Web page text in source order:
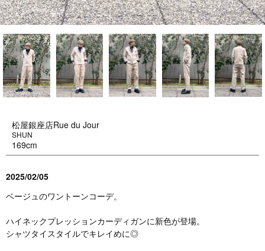
松屋銀座店Rue du Jour
SHUN
169cm
2025/02/05
ベージュのワントーンコーデ。
ハイネックプレッションカーディガンに新色が登場。
シャツタイスタイルでキレイめに◎